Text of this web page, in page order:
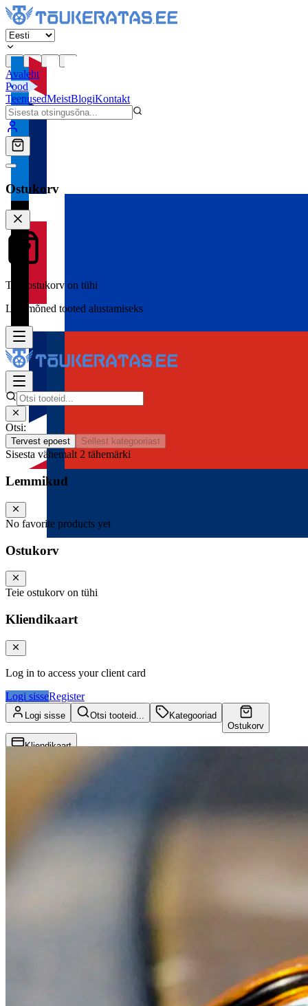
Avaleht
Pood
TeenusedMeistBlogiKontakt
Ostukorv
Teie ostukorv on tühi
Lisa mõned tooted alustamiseks
Otsi:
Tervest epoest Sellest kategooriast
Sisesta vähemalt 2 tähemärki
Lemmikud
No favorite products yet
Ostukorv
Teie ostukorv on tühi
Kliendikaart
Log in to access your client card
Logi sisseRegister
Logi sisse Otsi tooteid...
Kategooriad
Ostukorv
Kliendikaart